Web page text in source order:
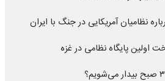
نظامیان آمریکایی در جنگ با ایران
اولین پایگاه نظامی در غزه